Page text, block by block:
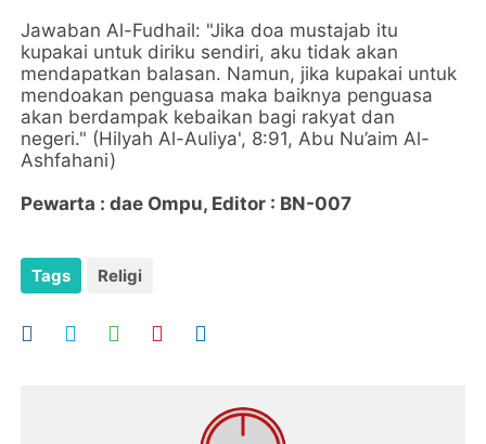
Jawaban Al-Fudhail: "Jika doa mustajab itu
kupakai untuk diriku sendiri, aku tidak akan
mendapatkan balasan. Namun, jika kupakai untuk
mendoakan penguasa maka baiknya penguasa
akan berdampak kebaikan bagi rakyat dan
negeri." (Hilyah Al-Auliya', 8:91, Abu Nu’aim Al-
Ashfahani)
Pewarta : dae Ompu, Editor : BN-007
Tags Religi